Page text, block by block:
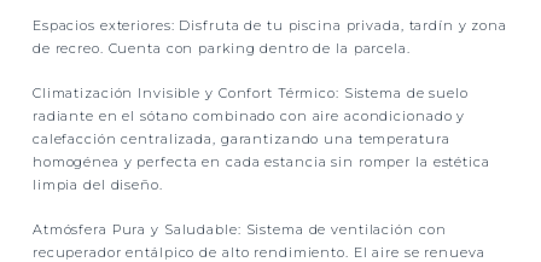
Espacios exteriores: Disfruta de tu piscina privada, tardín y zona
de recreo. Cuenta con parking dentro de la parcela.
Climatización Invisible y Confort Térmico: Sistema desuelo
radiante en el sótano combinado con aire acondicionado y
calefacción centralizada, garantizando una temperatura
homogénea y perfecta en cada estancia sin romper la estética
limpia del diseño.
Atmósfera Pura y Saludable: Sistema deventilación con
recuperador entálpico de alto rendimiento . El aire se renueva